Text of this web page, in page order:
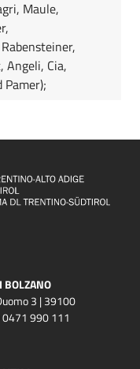
Maule,
Angeli, Cia,
BOLZANO
3 | 39100
0471 990 111